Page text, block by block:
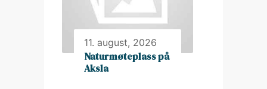
11. august, 2026
Naturmøteplass på
Aksla